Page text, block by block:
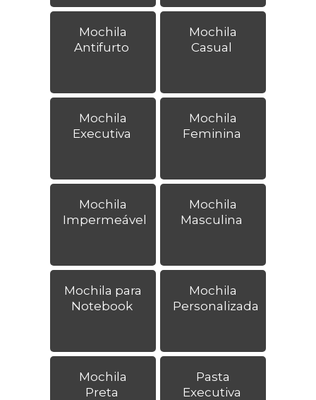
Mochila
Antifurto
Mochila
Casual
Mochila
Executiva
Mochila
Feminina
Mochila
Impermeável
Mochila
Masculina
Mochila para
Notebook
Mochila
Personalizada
Mochila
Preta
Pasta
Executiva